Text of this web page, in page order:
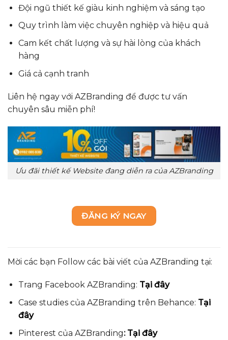
Đội ngũ thiết kế giàu kinh nghiệm và sáng tạo
Quy trình làm việc chuyên nghiệp và hiệu quả
Cam kết chất lượng và sự hài lòng của khách
hàng
Giá cả cạnh tranh
Liên hệ ngay với AZBranding để được tư vấn
chuyên sâu miễn phí!
Ưu đãi thiết kế Website đang diễn ra của AZBranding
ĐĂNG KÝ NGAY
Mời các bạn Follow các bài viết của AZBranding tại:
Trang Facebook AZBranding: Tại đây
Case studies của AZBranding trên Behance: Tại
đây
Pinterest của AZBranding:Tại đây